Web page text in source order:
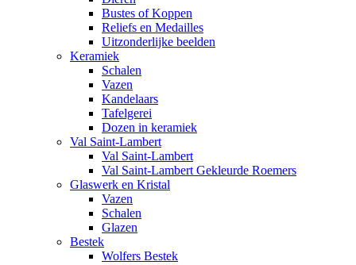
Bustes of Koppen
Reliefs en Medailles
Uitzonderlijke beelden
Keramiek
Schalen
Vazen
Kandelaars
Tafelgerei
Dozen in keramiek
Val Saint-Lambert
Val Saint-Lambert
Val Saint-Lambert Gekleurde Roemers
Glaswerk en Kristal
Vazen
Schalen
Glazen
Bestek
Wolfers Bestek